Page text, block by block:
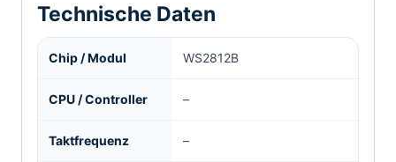
Technische Daten
Chip / Modul WS2812B
CPU / Controller –
Taktfrequenz –